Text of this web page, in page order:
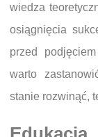
wiedza
osiągnięcia
przed
warto
stanie rozwinąć,